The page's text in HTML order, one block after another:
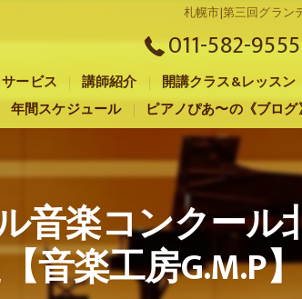
札幌市|第三回グラン
011-582-9555
室･音楽工房G.M.P the 大楽の口コミ情報
室･音楽工房G.M.P the 大楽の評判
室･音楽工房G.M.P the 大楽のお客様の声
サービス 講師紹介 開講クラス&レッスン
年間スケジュール
ピアノぴあ〜の《ブログ
音楽コンクール
音楽工房G.M.P】